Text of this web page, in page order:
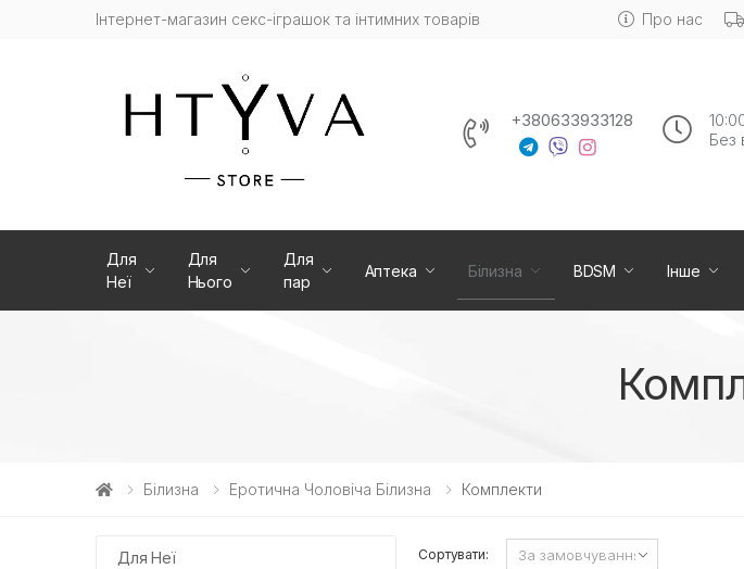
Інтернет-магазин cекс-іграшок та інтимних товарів Про нас
+380633933128
Без
Для
Неї
Для
Нього
Для
пар
Аптека Білизна BDSM Інше
Білизна Еротична Чоловіча Білизна Комплекти
Для Неї Сортувати: